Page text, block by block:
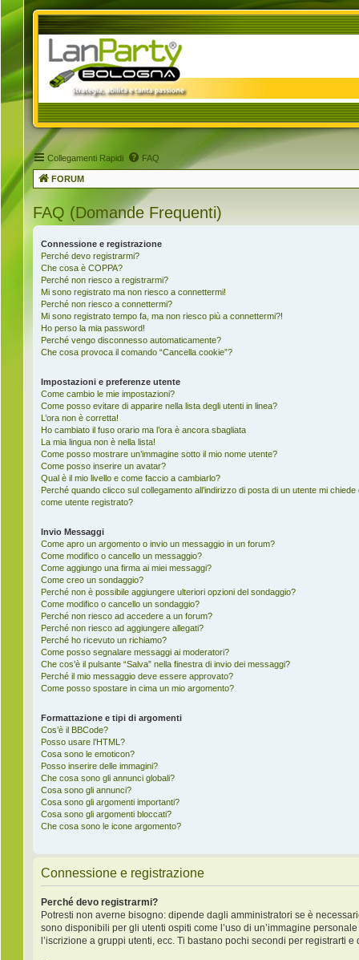
Collegamenti Rapidi FAQ
FORUM
FAQ (Domande Frequenti)
Connessione e registrazione
Perché devo registrarmi?
Che cosa è COPPA?
Perché non riesco a registrarmi?
Mi sono registrato ma non riesco a connettermi!
Perché non riesco a connettermi?
Mi sono registrato tempo fa, ma non riesco più a connettermi?!
Ho perso la mia password!
Perché vengo disconnesso automaticamente?
Che cosa provoca il comando “Cancella cookie”?
Impostazioni e preferenze utente
Come cambio le mie impostazioni?
Come posso evitare di apparire nella lista degli utenti in linea?
L’ora non è corretta!
Ho cambiato il fuso orario ma l’ora è ancora sbagliata
La mia lingua non è nella lista!
Come posso mostrare un’immagine sotto il mio nome utente?
Come posso inserire un avatar?
Qual è il mio livello e come faccio a cambiarlo?
Perché quando clicco sul collegamento all’indirizzo di posta di un utente mi
come utente registrato?
Invio Messaggi
Come apro un argomento o invio un messaggio in un forum?
Come modifico o cancello un messaggio?
Come aggiungo una firma ai miei messaggi?
Come creo un sondaggio?
Perché non è possibile aggiungere ulteriori opzioni del sondaggio?
Come modifico o cancello un sondaggio?
Perché non riesco ad accedere a un forum?
Perché non riesco ad aggiungere allegati?
Perché ho ricevuto un richiamo?
Come posso segnalare messaggi ai moderatori?
Che cos’è il pulsante “Salva” nella finestra di invio dei messaggi?
Perché il mio messaggio deve essere approvato?
Come posso spostare in cima un mio argomento?
Formattazione e tipi di argomenti
Cos’è il BBCode?
Posso usare l’HTML?
Cosa sono le emoticon?
Posso inserire delle immagini?
Che cosa sono gli annunci globali?
Cosa sono gli annunci?
Cosa sono gli argomenti importanti?
Cosa sono gli argomenti bloccati?
Che cosa sono le icone argomento?
Connessione e registrazione
Perché devo registrarmi?
Potresti non averne bisogno: dipende dagli amministratori se è
sono disponibili per gli utenti ospiti come l’uso di un’immagine
l’iscrizione a gruppi utenti, ecc. Ti bastano pochi secondi per registrarti